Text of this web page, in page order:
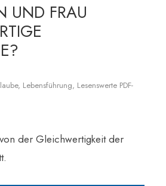
UND FRAU
, Lebensführung, Lesenswerte PDF-
der Gleichwertigkeit der